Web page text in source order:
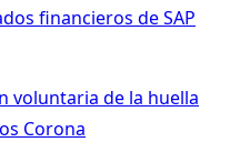
financieros de SAP
voluntaria de la huella
Corona